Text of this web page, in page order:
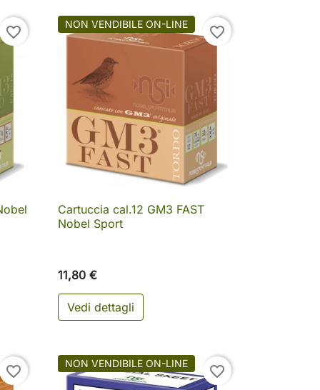
favorite_border NON VENDIBILE ON-LINE favorite_border
 Anteprima
Cartuccia cal.12 GM3 FAST
Nobel Sport
11,80 €
Vedi dettagli
favorite_border NON VENDIBILE ON-LINE favorite_border